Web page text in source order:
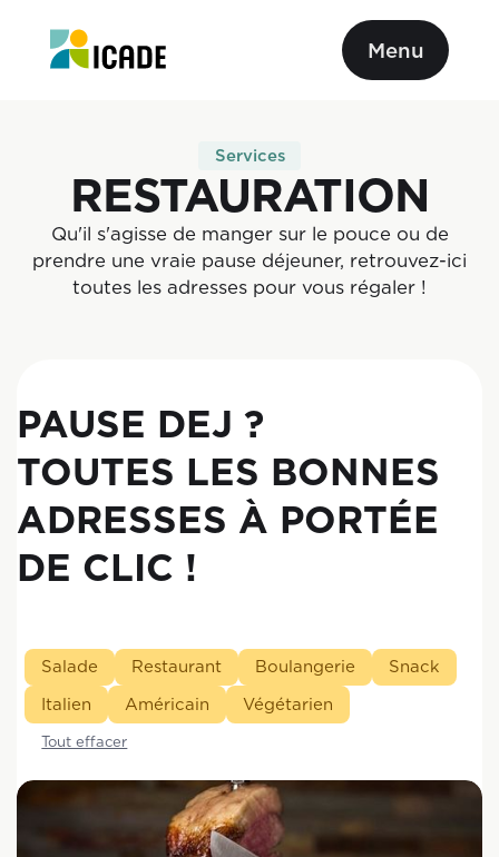
Menu
Services
RESTAURATION
Qu'il s'agisse de manger sur le pouce ou de
prendre une vraie pause déjeuner, retrouvez-ici
toutes les adresses pour vous régaler !
PAUSE DEJ ?
TOUTES LES BONNES
ADRESSES À PORTÉE
DE CLIC !
Salade Restaurant Boulangerie
Snack
Italien
Américain Végétarien
Tout effacer